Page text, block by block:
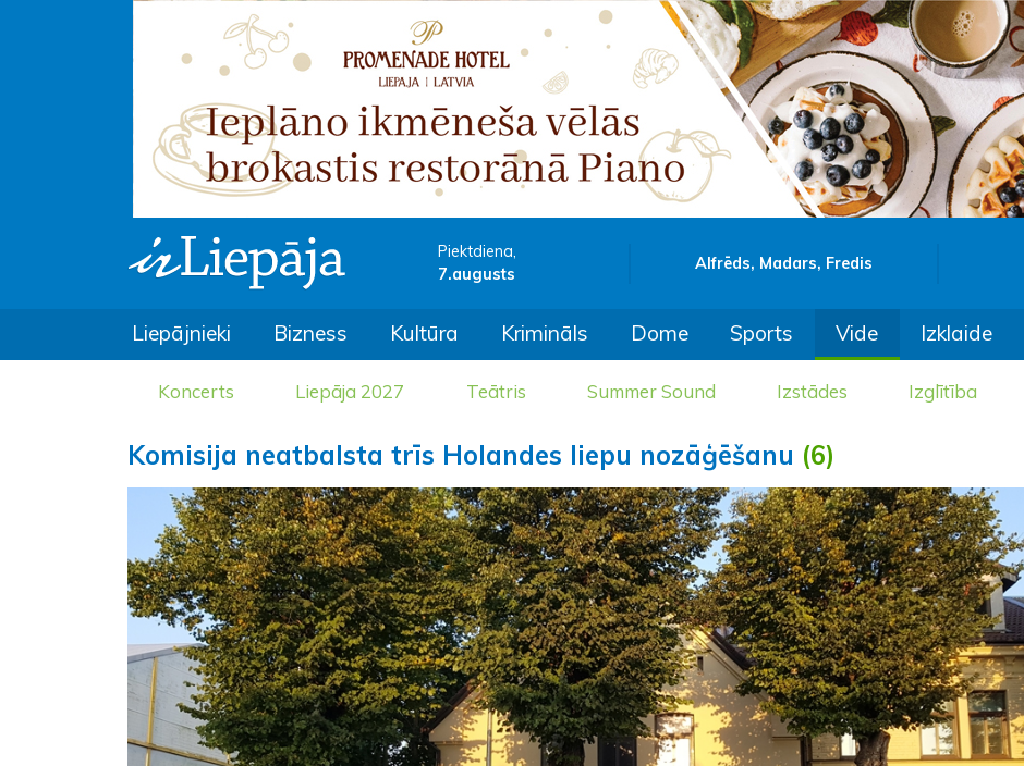
Piektdiena,
7.augusts
Alfrēds, Madars, Fredis
Liepājnieki Bizness Kultūra Krimināls Dome Sports Vide Izklaide
Koncerts Liepāja 2027 Teātris Summer Sound Izstādes Izglītība
Komisija neatbalsta trīs Holandes liepu nozāģēšanu (6)